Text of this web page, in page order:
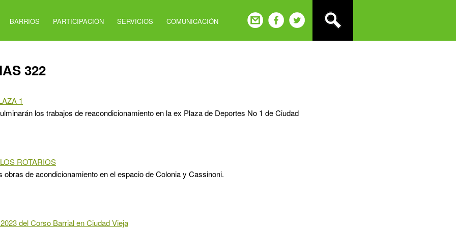
BARRIOS PARTICIPACIÓN SERVICIOS COMUNICACIÓN
322
1
los trabajos de reacondicionamiento en la ex Plaza de Deportes No 1 de Ciudad
ROTARIOS
obras de acondicionamiento en el espacio de Colonia y Cassinoni.
del Corso Barrial en Ciudad Vieja